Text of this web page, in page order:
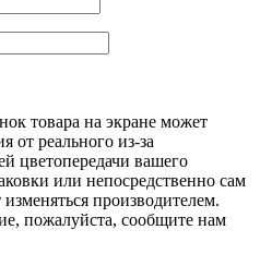
товара на экране может
от реального из-за
цветопередачи вашего
или непосредственно сам
производителем.
пожалуйста, сообщите нам